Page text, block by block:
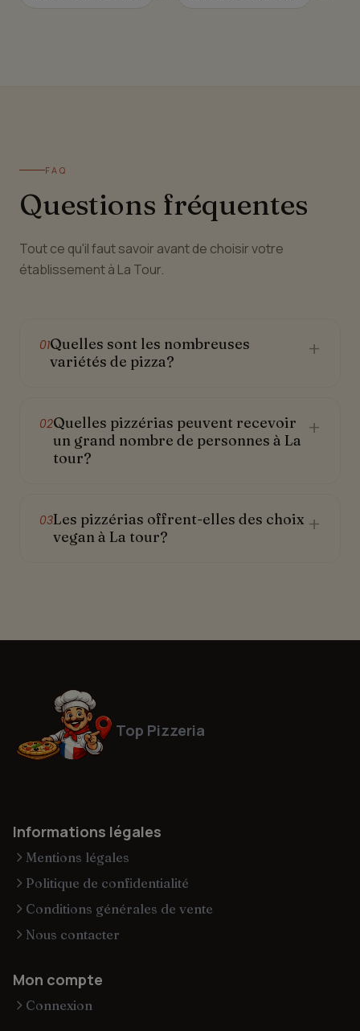
FAQ
Questions fréquentes
Tout ce qu'il faut savoir avant de choisir votre
établissement à La Tour.
01Quelles sont les nombreuses
variétés de pizza?
+
02Quelles pizzérias peuvent recevoir
un grand nombre de personnes à La
tour?
+
03Les pizzérias offrent-elles des choix
vegan à La tour?
+
Top Pizzeria
Informations légales
Mentions légales
Politique de confidentialité
Conditions générales de vente
Nous contacter
Mon compte
Connexion